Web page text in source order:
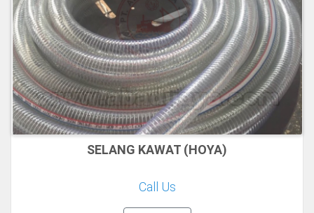
SELANG KAWAT (HOYA)
Call Us